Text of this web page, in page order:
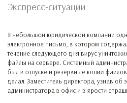
Экспресс-ситуации
В небольшой юридической компании
электронное письмо, в котором
течение следующего дня вирус
файлы на сервере. Системный
был в отпуске и резервные копии файлов
делал. Заместитель директора, узнав об
администратора в офис и в ярости